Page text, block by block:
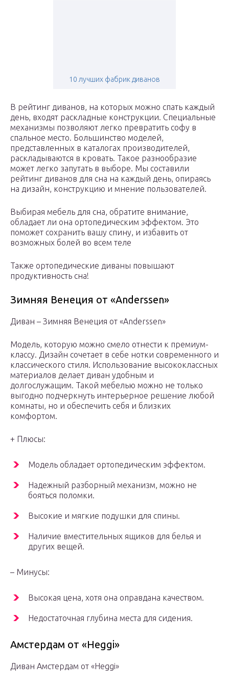
10 лучших фабрик диванов
В рейтинг диванов, на которых можно спать каждый
день, входят раскладные конструкции. Специальные
механизмы позволяют легко превратить софу в
спальное место. Большинство моделей,
представленных в каталогах производителей,
раскладываются в кровать. Такое разнообразие
может легко запутать в выборе. Мы составили
рейтинг диванов для сна на каждый день, опираясь
на дизайн, конструкцию и мнение пользователей.
Выбирая мебель для сна, обратите внимание,
обладает ли она ортопедическим эффектом. Это
поможет сохранить вашу спину, и избавить от
возможных болей во всем теле
Также ортопедические диваны повышают
продуктивность сна!
Зимняя Венеция от «Anderssen»
Диван – Зимняя Венеция от «Anderssen»
Модель, которую можно смело отнести к премиум-
классу. Дизайн сочетает в себе нотки современного и
классического стиля. Использование высококлассных
материалов делает диван удобным и
долгослужащим. Такой мебелью можно не только
выгодно подчеркнуть интерьерное решение любой
комнаты, но и обеспечить себя и близких
комфортом.
+ Плюсы:
Модель обладает ортопедическим эффектом.
Надежный разборный механизм, можно не
бояться поломки.
Высокие и мягкие подушки для спины.
Наличие вместительных ящиков для белья и
других вещей.
– Минусы:
Высокая цена, хотя она оправдана качеством.
Недостаточная глубина места для сидения.
Амстердам от «Heggi»
Диван Амстердам от «Heggi»